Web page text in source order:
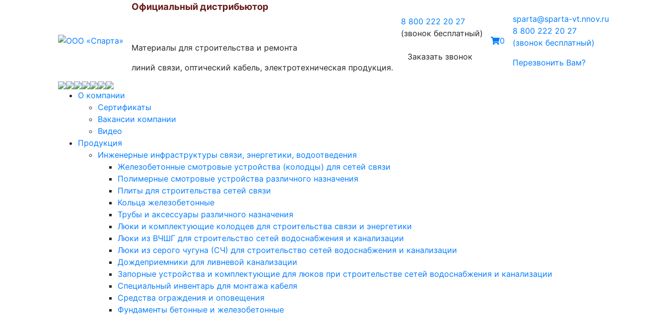
Официальный дистрибьютор
Материалы для строительства и ремонта
линий связи, оптический кабель, электротехническая продукция.
8 800 222 20 27
(звонок бесплатный)
Заказать звонок
0
sparta@sparta-vt.nnov.ru
8 800 222 20 27
(звонок бесплатный)
Перезвонить Вам?
О компании
Сертификаты
Вакансии компании
Видео
Продукция
Инженерные инфраструктуры связи, энергетики, водоотведения
Железобетонные смотровые устройства (колодцы) для сетей связи
Полимерные смотровые устройства различного назначения
Плиты для строительства сетей связи
Кольца железобетонные
Трубы и аксессуары различного назначения
Люки и комплектующие колодцев для строительства связи и энергетики
Люки из ВЧШГ для строительство сетей водоснабжения и канализации
Люки из серого чугуна (СЧ) для строительство сетей водоснабжения и канализации
Дождеприемники для ливневой канализации
Запорные устройства и комплектующие для люков при строительстве сетей водоснабжения и канализации
Специальный инвентарь для монтажа кабеля
Средства ограждения и оповещения
Фундаменты бетонные и железобетонные